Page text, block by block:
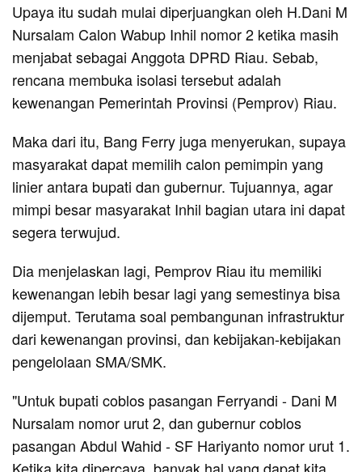
Upaya itu sudah mulai diperjuangkan oleh H.Dani M
Nursalam Calon Wabup Inhil nomor 2 ketika masih
menjabat sebagai Anggota DPRD Riau. Sebab,
rencana membuka isolasi tersebut adalah
kewenangan Pemerintah Provinsi (Pemprov) Riau.
Maka dari itu, Bang Ferry juga menyerukan, supaya
masyarakat dapat memilih calon pemimpin yang
linier antara bupati dan gubernur. Tujuannya, agar
mimpi besar masyarakat Inhil bagian utara ini dapat
segera terwujud.
Dia menjelaskan lagi, Pemprov Riau itu memiliki
kewenangan lebih besar lagi yang semestinya bisa
dijemput. Terutama soal pembangunan infrastruktur
dari kewenangan provinsi, dan kebijakan-kebijakan
pengelolaan SMA/SMK.
"Untuk bupati coblos pasangan Ferryandi - Dani M
Nursalam nomor urut 2, dan gubernur coblos
pasangan Abdul Wahid - SF Hariyanto nomor urut 1.